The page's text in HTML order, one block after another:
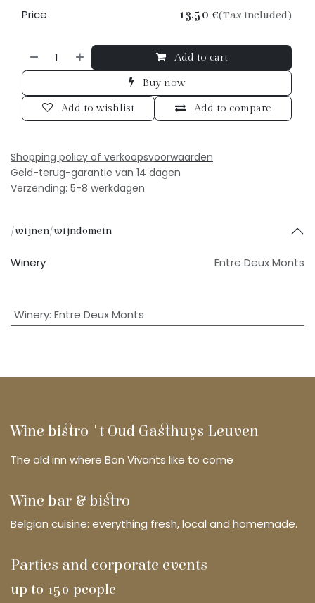
Add to cart
Buy now
Add to compare
Add to wishlist
Price 13.50 €(Tax included)
Shopping policy of verkoopsvoorwaarden
Geld-terug-garantie van 14 dagen
Verzending: 5-8 werkdagen
/wijnen/wijndomein
Winery Entre Deux Monts
Winery: Entre Deux Monts
Wine bistro 't Oud Gasthuys Leuven
The old inn where Bon Vivants like to come
Wine bar & bistro
Belgian cuisine: everything fresh, local and homemade.
Parties and corporate events
up to 150 people